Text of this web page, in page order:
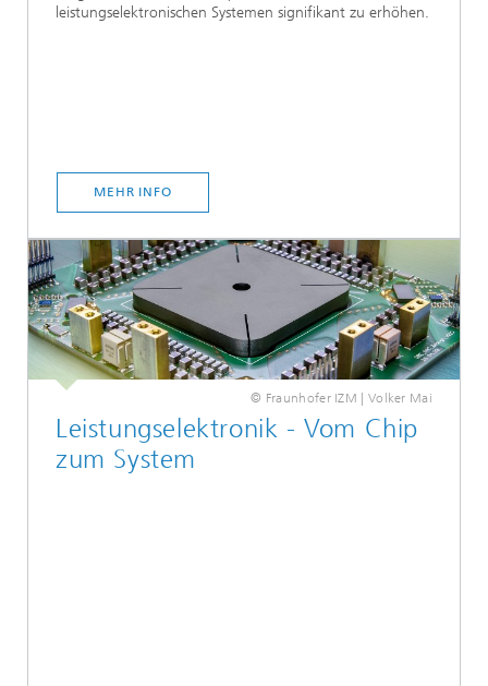
leistungselektronischen Systemen signifikant zu erhöhen.
MEHR INFO
© Fraunhofer IZM | Volker Mai
Leistungselektronik - Vom Chip
zum System